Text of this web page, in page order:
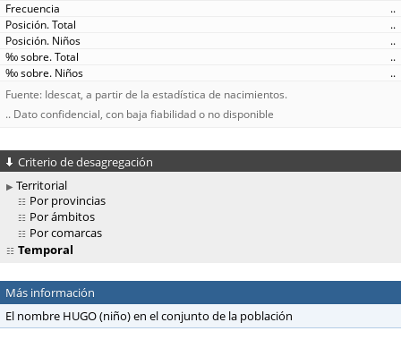
..
..
..
..
..
Fuente: Idescat, a partir de la estadística de nacimientos.
.. Dato confidencial, con baja fiabilidad o no disponible
Criterio de desagregación
Territorial
Por provincias
Por ámbitos
Por comarcas
Temporal
Más información
El nombre HUGO (niño) en el conjunto de la población